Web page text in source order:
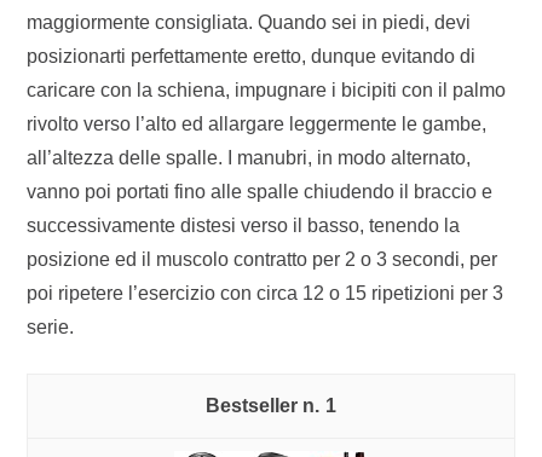
maggiormente consigliata. Quando sei in piedi, devi
posizionarti perfettamente eretto, dunque evitando di
caricare con la schiena, impugnare i bicipiti con il palmo
rivolto verso l’alto ed allargare leggermente le gambe,
all’altezza delle spalle. I manubri, in modo alternato,
vanno poi portati fino alle spalle chiudendo il braccio e
successivamente distesi verso il basso, tenendo la
posizione ed il muscolo contratto per 2 o 3 secondi, per
poi ripetere l’esercizio con circa 12 o 15 ripetizioni per 3
serie.
1